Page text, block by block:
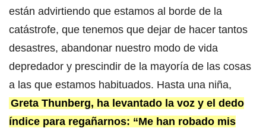
están advirtiendo que estamos al borde de la
catástrofe, que tenemos que dejar de hacer tantos
desastres, abandonar nuestro modo de vida
depredador y prescindir de la mayoría de las cosas
a las que estamos habituados. Hasta una niña,
Greta Thunberg, ha levantado la voz y el dedo
índice para regañarnos: “Me han robado mis